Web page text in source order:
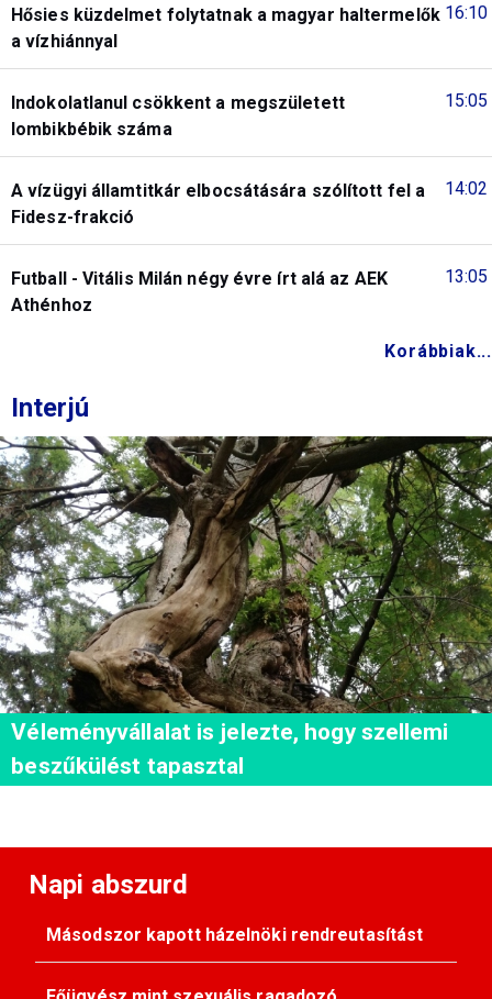
16:10
Hősies küzdelmet folytatnak a magyar haltermelők
a vízhiánnyal
15:05
Indokolatlanul csökkent a megszületett
lombikbébik száma
14:02
A vízügyi államtitkár elbocsátására szólított fel a
Fidesz-frakció
13:05
Futball - Vitális Milán négy évre írt alá az AEK
Athénhoz
Korábbiak...
Interjú
Véleményvállalat is jelezte, hogy szellemi
beszűkülést tapasztal
Napi abszurd
Másodszor kapott házelnöki rendreutasítást